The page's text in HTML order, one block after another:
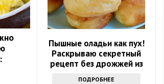
Пышные оладьи как пух!
Раскрываю секретный
рецепт без дрожжей из
маминой тетради
ПОДРОБНЕЕ